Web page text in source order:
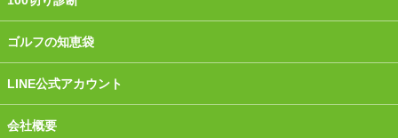
ゴルフの知恵袋
LINE公式アカウント
会社概要